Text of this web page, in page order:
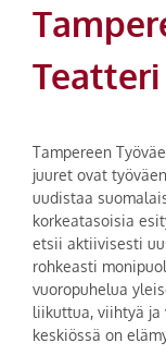
Teatteri
Tampereen
juuret ovat
uudistaa
korkeatasoisia
etsii aktiivisesti
rohkeasti
vuoropuhelua
liikuttua, viihtyä ja
keskiössä on